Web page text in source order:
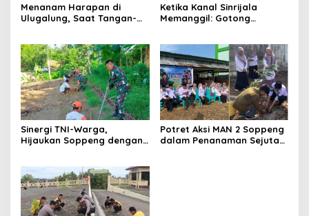
Menanam Harapan di
Ulugalung, Saat Tangan-
Ketika Kanal Sinrijala
Memanggil: Gotong
Sinergi TNI-Warga,
Hijaukan Soppeng dengan
Potret Aksi MAN 2 Soppeng
dalam Penanaman Sejuta